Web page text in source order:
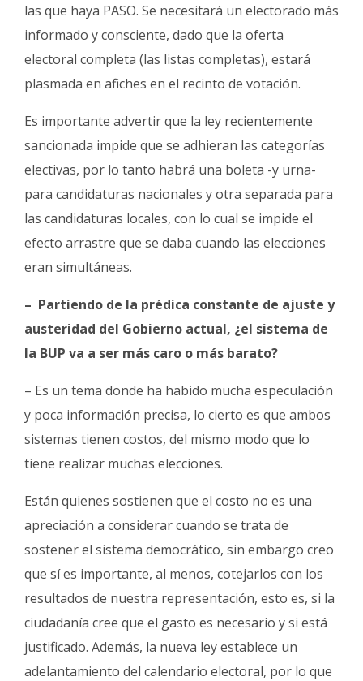
las que haya PASO. Se necesitará un electorado más
informado y consciente, dado que la oferta
electoral completa (las listas completas), estará
plasmada en afiches en el recinto de votación.
Es importante advertir que la ley recientemente
sancionada impide que se adhieran las categorías
electivas, por lo tanto habrá una boleta -y urna-
para candidaturas nacionales y otra separada para
las candidaturas locales, con lo cual se impide el
efecto arrastre que se daba cuando las elecciones
eran simultáneas.
– Partiendo de la prédica constante de ajuste y
austeridad del Gobierno actual, ¿el sistema de
la BUP va a ser más caro o más barato?
– Es un tema donde ha habido mucha especulación
y poca información precisa, lo cierto es que ambos
sistemas tienen costos, del mismo modo que lo
tiene realizar muchas elecciones.
Están quienes sostienen que el costo no es una
apreciación a considerar cuando se trata de
sostener el sistema democrático, sin embargo creo
que sí es importante, al menos, cotejarlos con los
resultados de nuestra representación, esto es, si la
ciudadanía cree que el gasto es necesario y si está
justificado. Además, la nueva ley establece un
adelantamiento del calendario electoral, por lo que